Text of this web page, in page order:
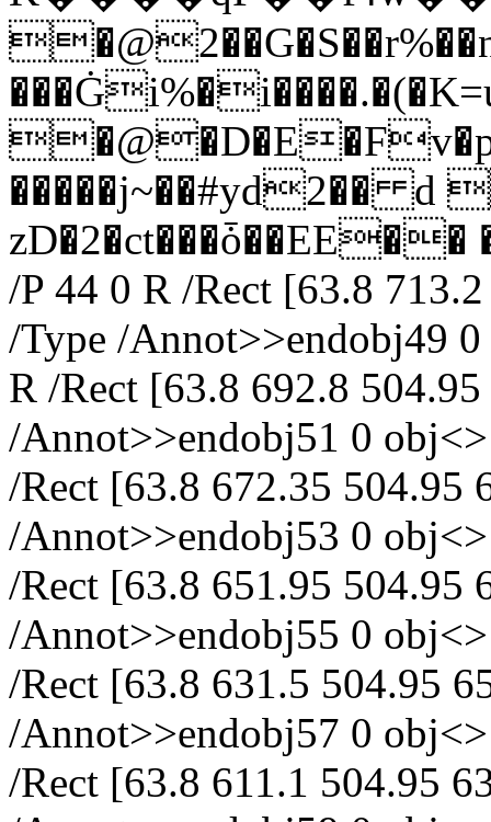
�����j~��#yd2�� d
/P 44 0 R /Rect [63.8
/Type /Annot>>endobj49
R /Rect [63.8 692.8
/Annot>>endobj51 0
/Rect [63.8 672.35 504.95
/Annot>>endobj53 0
/Rect [63.8 651.95 504.95
/Annot>>endobj55 0
/Rect [63.8 631.5 504.95
/Annot>>endobj57 0
/Rect [63.8 611.1 504.95